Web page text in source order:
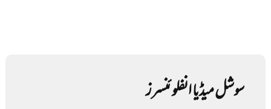
سوشل میڈیا انفلوئنسرز